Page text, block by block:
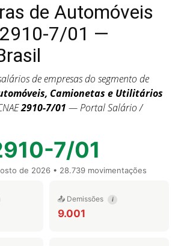
de Automóveis
7/01 —
de empresas do segmento de
Camionetas e Utilitários
2910-7/01 — Portal Salário /
7/01
de 2026 • 28.739 movimentações
📤 Demissões i
9.001